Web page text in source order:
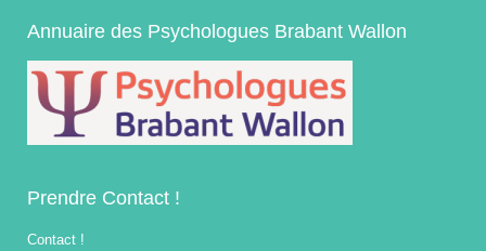
Annuaire des Psychologues Brabant Wallon
Prendre Contact !
Contact !